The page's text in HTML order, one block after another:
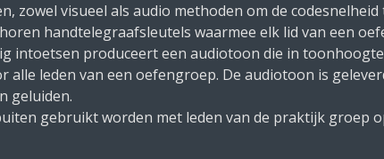
zowel visueel als audio methoden om de
handtelegraafsleutels waarmee elk lid van een
intoetsen produceert een audiotoon die in
alle leden van een oefengroep. De audiotoon is
geluiden.
gebruikt worden met leden van de praktijk groep